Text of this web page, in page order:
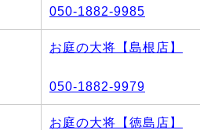
050-1882-9985
お庭の大将【島根店】
050-1882-9979
お庭の大将【徳島店】